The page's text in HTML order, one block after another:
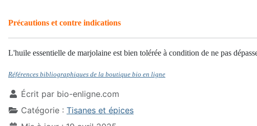
Précautions et contre indications
L'huile essentielle de marjolaine est bien tolérée à condition de ne pas
Références bibliographiques de la boutique bio en ligne
Écrit par bio-enligne.com
Catégorie : Tisanes et épices